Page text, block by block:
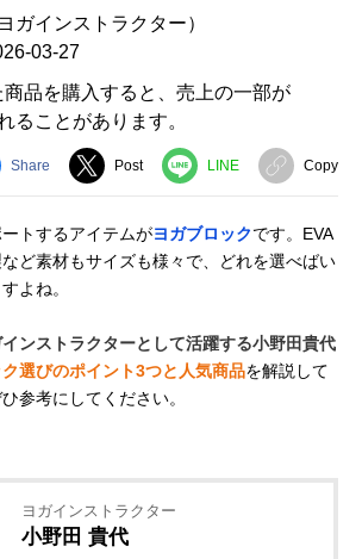
ガインストラクター）
03-27
品を購入すると、売上の一部が
ることがあります。
Share Post LINE Copy
トするアイテムがヨガブロックです。EVA
ど素材もサイズも様々で、どれを選べばい
よね。
インストラクターとして活躍する小野田貴代
選びのポイント3つと人気商品を解説して
参考にしてください。
ヨガインストラクター
小野田 貴代